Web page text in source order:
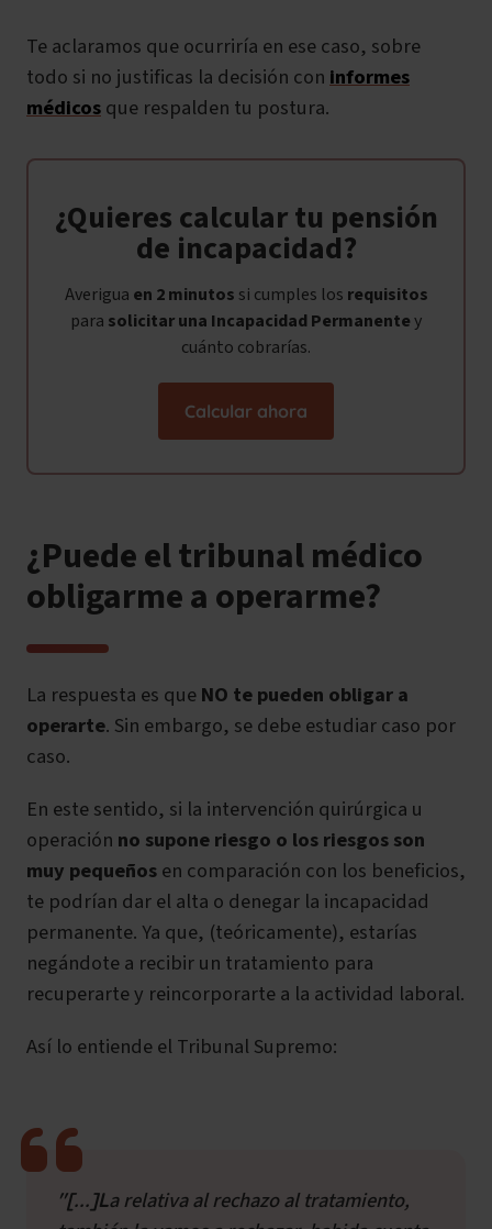
Te aclaramos que ocurriría en ese caso, sobre
todo si no justificas la decisión con informes
médicosque respalden tu postura.
¿Quieres calcular tu pensión
de incapacidad?
Averigua en 2 minutos si cumples los requisitos
para solicitar una Incapacidad Permanentey
cuánto cobrarías.
Calcular ahora
¿Puede el tribunal médico
obligarme a operarme?
La respuesta es queNO te pueden obligar a
operarte. Sin embargo, se debe estudiar caso por
caso.
En este sentido, si la intervención quirúrgica u
operación no supone riesgo o los riesgos son
muy pequeñosen comparación con los beneficios,
te podrían dar el alta o denegar la incapacidad
permanente. Ya que, (teóricamente), estarías
negándote a recibir un tratamiento para
recuperarte y reincorporarte a la actividad laboral.
Así lo entiende el Tribunal Supremo:
"[...]La relativa al rechazo al tratamiento,